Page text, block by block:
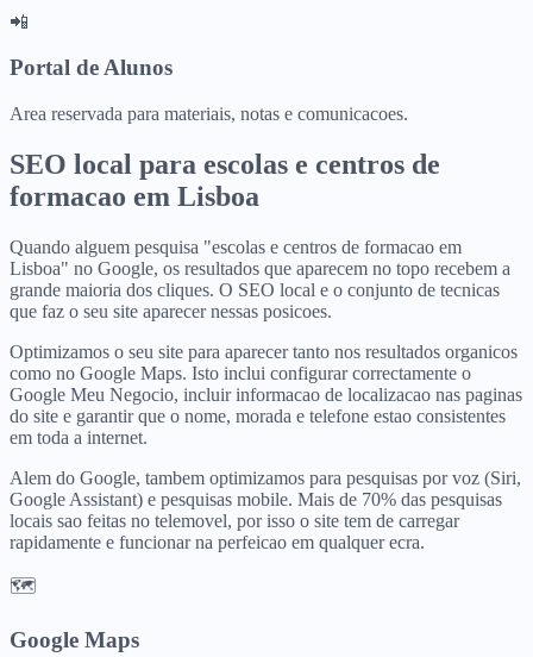
📲
Portal de Alunos
Area reservada para materiais, notas e comunicacoes.
SEO local para escolas e centros de
formacao em Lisboa
Quando alguem pesquisa "escolas e centros de formacao em
Lisboa" no Google, os resultados que aparecem no topo recebem a
grande maioria dos cliques. O SEO local e o conjunto de tecnicas
que faz o seu site aparecer nessas posicoes.
Optimizamos o seu site para aparecer tanto nos resultados organicos
como no Google Maps. Isto inclui configurar correctamente o
Google Meu Negocio, incluir informacao de localizacao nas paginas
do site e garantir que o nome, morada e telefone estao consistentes
em toda a internet.
Alem do Google, tambem optimizamos para pesquisas por voz (Siri,
Google Assistant) e pesquisas mobile. Mais de 70% das pesquisas
locais sao feitas no telemovel, por isso o site tem de carregar
rapidamente e funcionar na perfeicao em qualquer ecra.
🗺️
Google Maps